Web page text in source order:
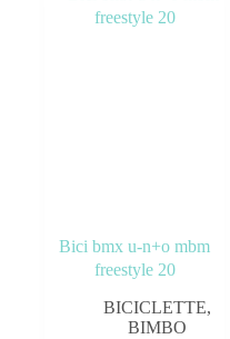
OUTLET
Bici bmx u-n+o mbm
freestyle 20
BICICLETTE,
BIMBO